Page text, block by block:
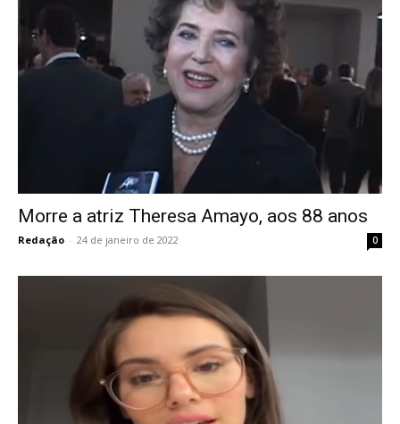
Morre a atriz Theresa Amayo, aos 88 anos
Redação - 24 de janeiro de 2022 0